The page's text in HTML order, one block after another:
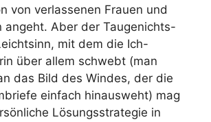
von verlassenen Frauen und
angeht. Aber der Taugenichts-
mit dem die Ich-
über allem schwebt (man
das Bild des Windes, der die
einfach hinausweht) mag
Lösungsstrategie in